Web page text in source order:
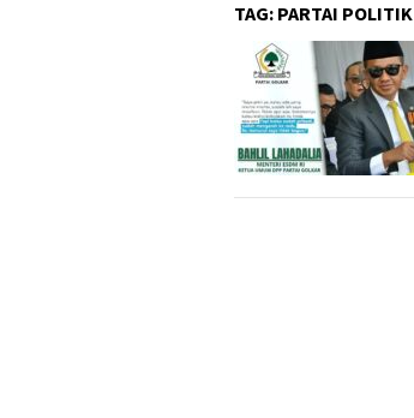
TAG: PARTAI POLITIK